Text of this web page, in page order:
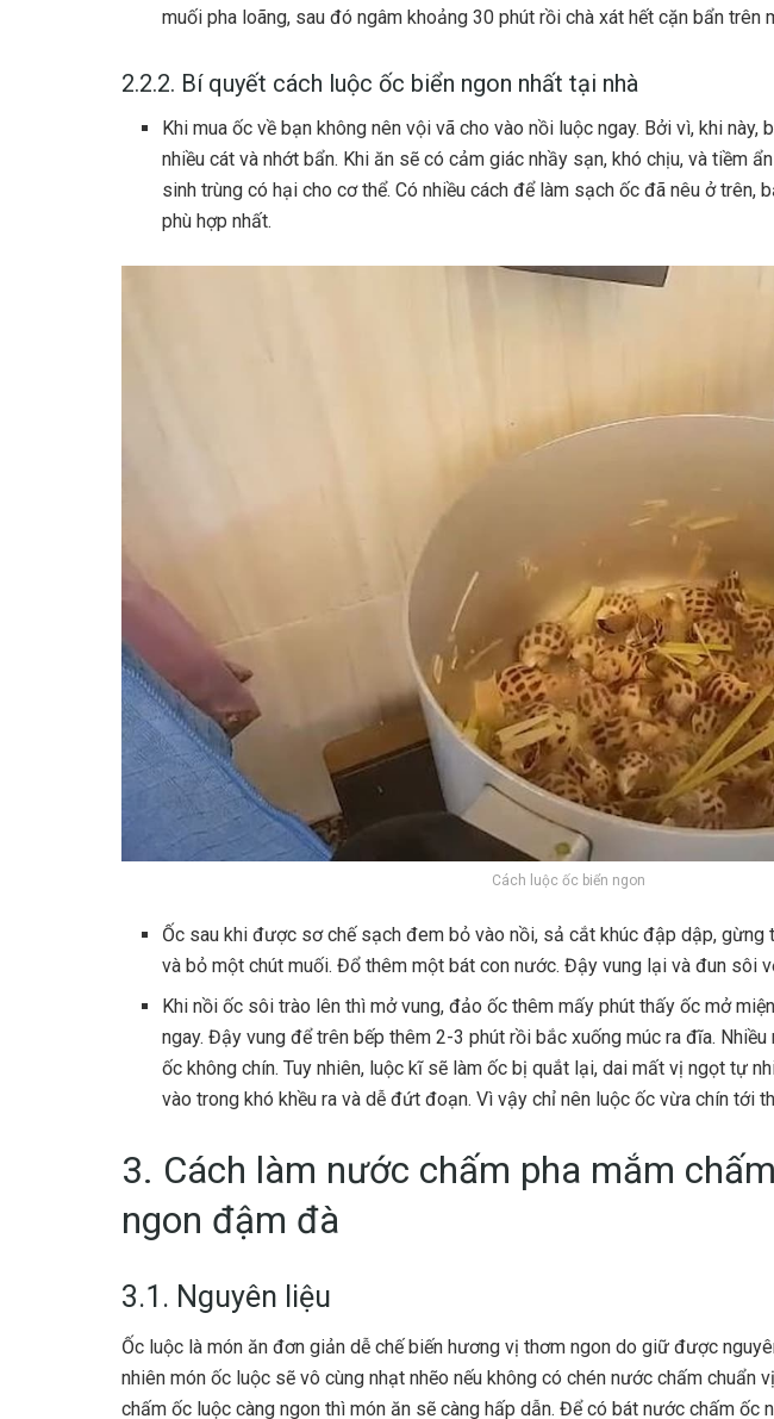
muối pha loãng, sau đó ngâm khoảng 30 phút rồi chà xát hết cặn bẩn trên
2.2.2. Bí quyết cách luộc ốc biển ngon nhất tại nhà
Khi mua ốc về bạn không nên vội vã cho vào nồi luộc ngay. Bởi vì, khi này,
nhiều cát và nhớt bẩn. Khi ăn sẽ có cảm giác nhầy sạn, khó chịu, và tiềm
sinh trùng có hại cho cơ thể. Có nhiều cách để làm sạch ốc đã nêu ở trên,
phù hợp nhất.
Cách luộc ốc biển ngon
Ốc sau khi được sơ chế sạch đem bỏ vào nồi, sả cắt khúc đập dập, gừng
và bỏ một chút muối. Đổ thêm một bát con nước. Đậy vung lại và đun sôi
Khi nồi ốc sôi trào lên thì mở vung, đảo ốc thêm mấy phút thấy ốc mở
ngay. Đậy vung để trên bếp thêm 2-3 phút rồi bắc xuống múc ra đĩa.
ốc không chín. Tuy nhiên, luộc kĩ sẽ làm ốc bị quắt lại, dai mất vị ngọt tự
vào trong khó khều ra và dễ đứt đoạn. Vì vậy chỉ nên luộc ốc vừa chín tới
3. Cách làm nước chấm pha mắm
ngon đậm đà
3.1. Nguyên liệu
Ốc luộc là món ăn đơn giản dễ chế biến hương vị thơm ngon do giữ được
nhiên món ốc luộc sẽ vô cùng nhạt nhẽo nếu không có chén nước chấm chuẩn
chấm ốc luộc càng ngon thì món ăn sẽ càng hấp dẫn. Để có bát nước chấm ốc